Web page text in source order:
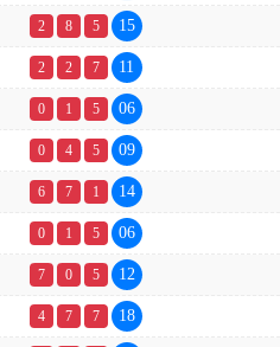
2 8 5 15
2 2 7 11
0 1 5 06
0 4 5 09
6 7 1 14
0 1 5 06
7 0 5 12
4 7 7 18